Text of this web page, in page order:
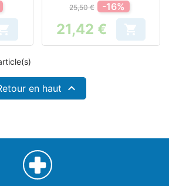
25,50 € -16%
Prix
21,42 € 
en haut 